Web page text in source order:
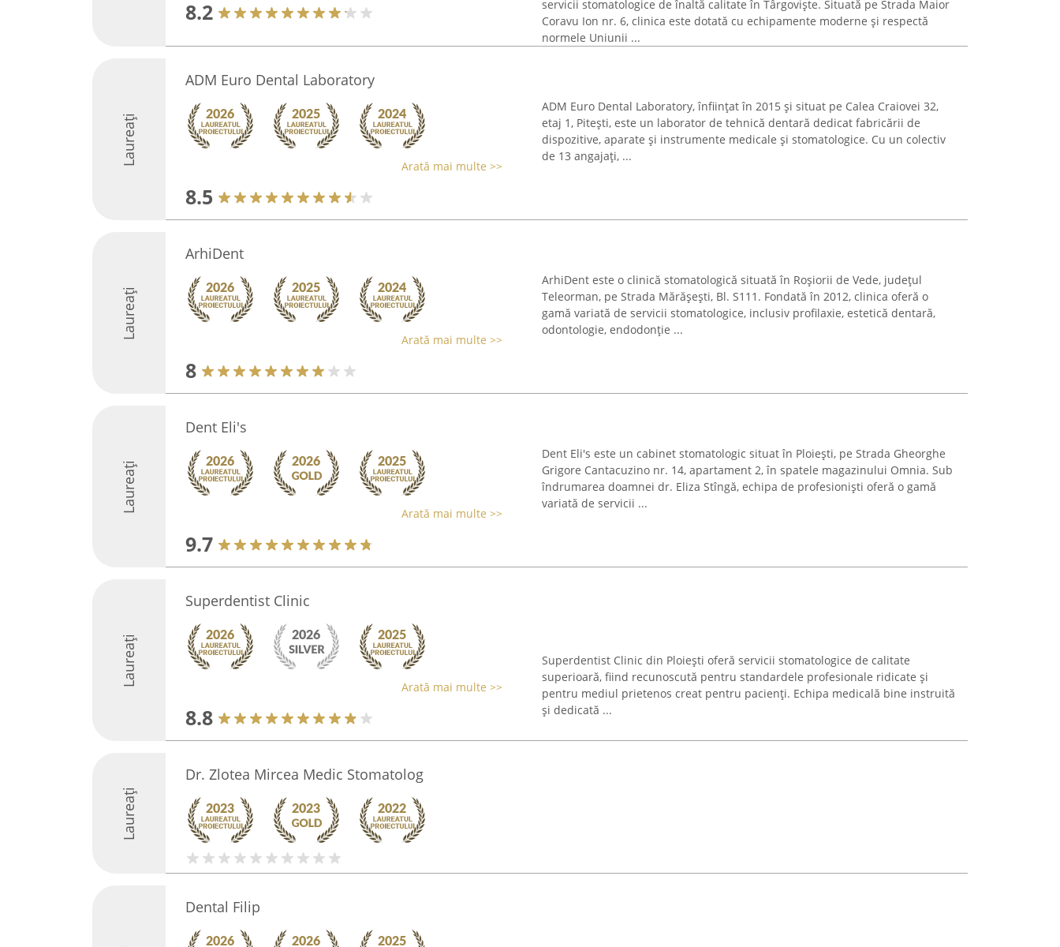
8.2
servicii stomatologice de înaltă calitate în Târgoviște. Situată pe Strada Maior
Coravu Ion nr. 6, clinica este dotată cu echipamente moderne și respectă
normele Uniunii ...
Laureați
ADM Euro Dental Laboratory
Arată mai multe >>
8.5
ADM Euro Dental Laboratory, înființat în 2015 și situat pe Calea Craiovei 32,
etaj 1, Pitești, este un laborator de tehnică dentară dedicat fabricării de
dispozitive, aparate și instrumente medicale și stomatologice. Cu un colectiv
de 13 angajați, ...
Laureați
ArhiDent
Arată mai multe >>
8
ArhiDent este o clinică stomatologică situată în Roșiorii de Vede, județul
Teleorman, pe Strada Mărășești, Bl. S111. Fondată în 2012, clinica oferă o
gamă variată de servicii stomatologice, inclusiv profilaxie, estetică dentară,
odontologie, endodonție ...
Laureați
Dent Eli's
Arată mai multe >>
9.7
Dent Eli's este un cabinet stomatologic situat în Ploiești, pe Strada Gheorghe
Grigore Cantacuzino nr. 14, apartament 2, în spatele magazinului Omnia. Sub
îndrumarea doamnei dr. Eliza Stîngă, echipa de profesioniști oferă o gamă
variată de servicii ...
Laureați
Superdentist Clinic
Arată mai multe >>
8.8
Superdentist Clinic din Ploiești oferă servicii stomatologice de calitate
superioară, fiind recunoscută pentru standardele profesionale ridicate și
pentru mediul prietenos creat pentru pacienți. Echipa medicală bine instruită
și dedicată ...
Laureați
Dr. Zlotea Mircea Medic Stomatolog
Dental Filip